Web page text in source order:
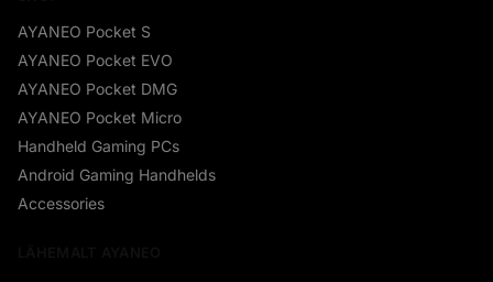
AYANEO Pocket S
AYANEO Pocket EVO
AYANEO Pocket DMG
AYANEO Pocket Micro
Handheld Gaming PCs
Android Gaming Handhelds
Accessories